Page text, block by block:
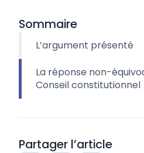
Sommaire
L’argument présenté
La réponse non-
Conseil constitutionnel
Partager l’article